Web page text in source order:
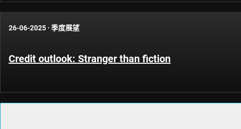
26-06-2025 · 季度展望
Credit outlook: Stranger than fiction